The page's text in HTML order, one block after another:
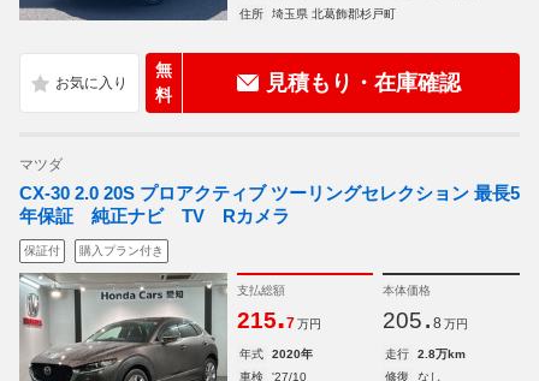
住所
埼玉県 北葛飾郡杉戸町
無
料
見積もり・在庫確認
マツダ
CX-30 2.0 20S プロアクティブ ツーリングセレクション 最長5
年保証 純正ナビ TV Rカメラ
保証付 購入プラン付き
支払総額
215.7 万円
本体価格
205. 8 万円
年式 2020年 走行
2.8万km
車検
'27/10 修復 なし